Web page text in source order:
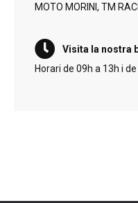
MOTO MORINI, TM
Visita la nostra
Horari de 09h a 13h i